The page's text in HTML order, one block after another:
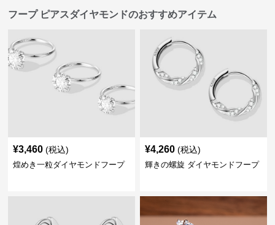
フープ ピアスダイヤモンドのおすすめアイテム
¥3,460 (税込)
煌めき一粒ダイヤモンドフープ
¥4,260 (税込)
輝きの螺旋 ダイヤモンドフープ